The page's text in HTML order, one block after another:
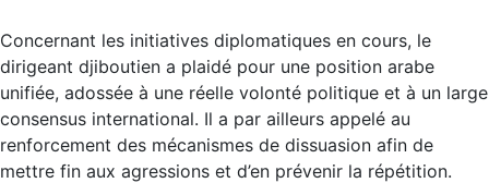
Concernant les initiatives diplomatiques en cours, le
dirigeant djiboutien a plaidé pour une position arabe
unifiée, adossée à une réelle volonté politique et à un large
consensus international. Il a par ailleurs appelé au
renforcement des mécanismes de dissuasion afin de
mettre fin aux agressions et d’en prévenir la répétition.